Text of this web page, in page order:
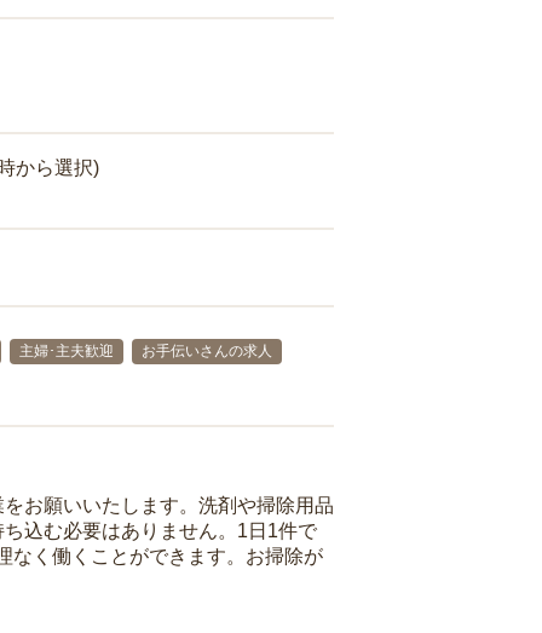
から選択)
主婦･主夫歓迎
お手伝いさんの求人
お願いいたします。洗剤や掃除用品
込む必要はありません。1日1件で
なく働くことができます。お掃除が